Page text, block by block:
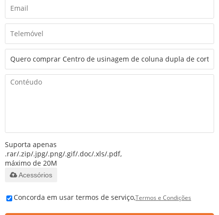
Suporta apenas
.rar/.zip/.jpg/.png/.gif/.doc/.xls/.pdf,
máximo de 20M
Acessórios
Concorda em usar termos de serviço,Termos e Condições